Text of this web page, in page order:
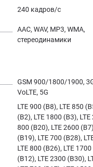
240 кадров/с
AAC, WAV, MP3, WMA,
стереодинамики
GSM 900/1800/1900,
VoLTE, 5G
LTE 900 (B8), LTE 850
(B2), LTE 1800 (B3),
800 (B20), LTE 2600
(B19), LTE 700 (B28),
LTE 800 (B26), LTE
(B12), LTE 2300 (B30),